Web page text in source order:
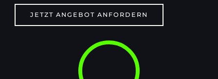
JETZT ANGEBOT ANFORDERN